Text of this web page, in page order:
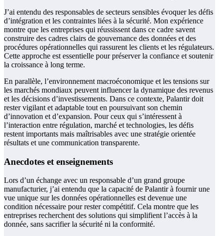
J’ai entendu des responsables de secteurs sensibles évoquer les défis
d’intégration et les contraintes liées à la sécurité. Mon expérience
montre que les entreprises qui réussissent dans ce cadre savent
construire des cadres clairs de gouvernance des données et des
procédures opérationnelles qui rassurent les clients et les régulateurs.
Cette approche est essentielle pour préserver la confiance et soutenir
la croissance à long terme.
En parallèle, l’environnement macroéconomique et les tensions sur
les marchés mondiaux peuvent influencer la dynamique des revenus
et les décisions d’investissements. Dans ce contexte, Palantir doit
rester vigilant et adaptable tout en poursuivant son chemin
d’innovation et d’expansion. Pour ceux qui s’intéressent à
l’interaction entre régulation, marché et technologies, les défis
restent importants mais maîtrisables avec une stratégie orientée
résultats et une communication transparente.
Anecdotes et enseignements
Lors d’un échange avec un responsable d’un grand groupe
manufacturier, j’ai entendu que la capacité de Palantir à fournir une
vue unique sur les données opérationnelles est devenue une
condition nécessaire pour rester compétitif. Cela montre que les
entreprises recherchent des solutions qui simplifient l’accès à la
donnée, sans sacrifier la sécurité ni la conformité.